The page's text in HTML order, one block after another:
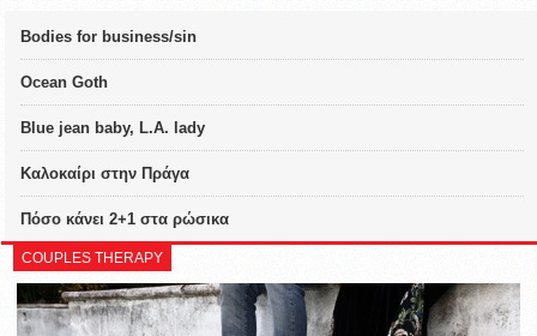
Bodies for business/sin
Ocean Goth
Blue jean baby, L.A. lady
Καλοκαίρι στην Πράγα
Πόσο κάνει 2+1 στα ρώσικα
COUPLES THERAPY